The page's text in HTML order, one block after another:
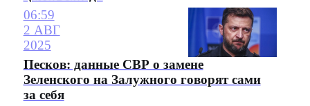
06:59
2 АВГ
2025
Песков: данные СВР о замене
Зеленского на Залужного говорят сами
за себя